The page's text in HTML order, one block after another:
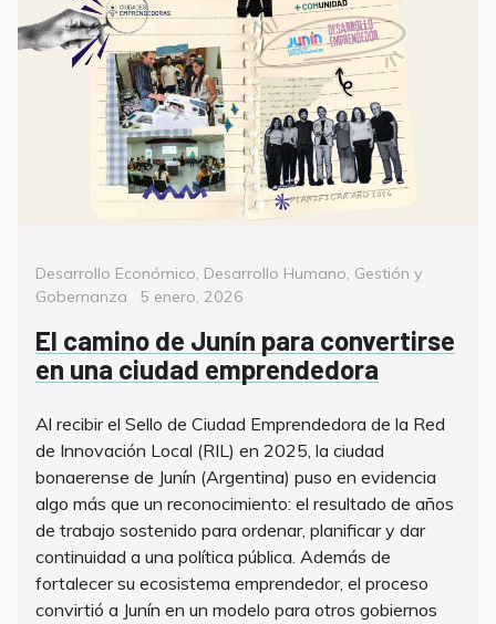
Categorías
Desarrollo Económico, Desarrollo Humano, Gestión y
Gobernanza
Posted
5 enero, 2026
El camino de Junín para convertirse
en una ciudad emprendedora
Al recibir el Sello de Ciudad Emprendedora de la Red
de Innovación Local (RIL) en 2025, la ciudad
bonaerense de Junín (Argentina) puso en evidencia
algo más que un reconocimiento: el resultado de años
de trabajo sostenido para ordenar, planificar y dar
continuidad a una política pública. Además de
fortalecer su ecosistema emprendedor, el proceso
convirtió a Junín en un modelo para otros gobiernos